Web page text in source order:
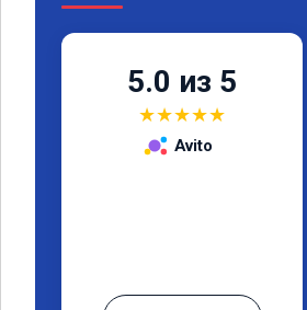
5.0 из 5
★★★★★
Avito